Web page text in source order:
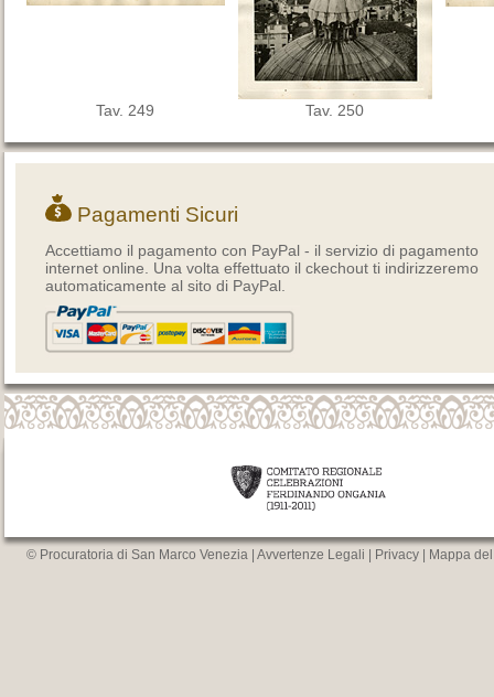
Tav. 249 Tav. 250
Pagamenti Sicuri
Accettiamo il pagamento con PayPal - il servizio di pagamento
internet online. Una volta effettuato il ckechout ti indirizzeremo
automaticamente al sito di PayPal.
© Procuratoria di San Marco Venezia | Avvertenze Legali Privacy Mappa